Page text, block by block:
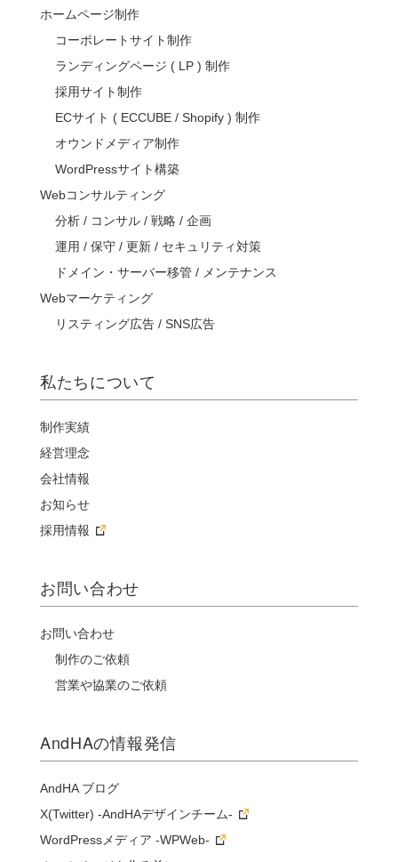
ホームページ制作
コーポレートサイト制作
ランディングページ ( LP ) 制作
採用サイト制作
ECサイト ( ECCUBE / Shopify ) 制作
オウンドメディア制作
WordPressサイト構築
Webコンサルティング
分析 / コンサル / 戦略 / 企画
運用 / 保守 / 更新 / セキュリティ対策
ドメイン・サーバー移管 / メンテナンス
Webマーケティング
リスティング広告 / SNS広告
私たちについて
制作実績
経営理念
会社情報
お知らせ
採用情報
お問い合わせ
お問い合わせ
制作のご依頼
営業や協業のご依頼
AndHAの情報発信
AndHA ブログ
X(Twitter) -AndHAデザインチーム-
WordPressメディア -WPWeb-